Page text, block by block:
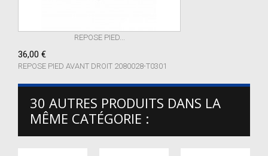
REPOSE PIED...
36,00 €
REPOSE PIED AVANT DROIT 2080028-T0301
30 AUTRES PRODUITS DANS LA
MÊME CATÉGORIE :